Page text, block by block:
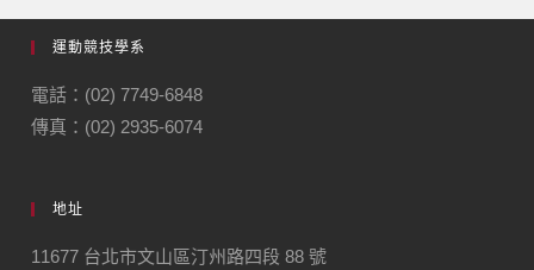
運動競技學系
電話：(02) 7749-6848
傳真：(02) 2935-6074
地址
11677 台北市文山區汀州路四段 88 號